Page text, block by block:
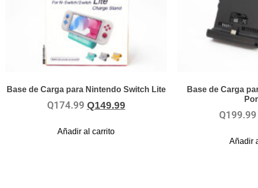
Base de Carga para Nintendo Switch Lite
Q174.99 Q149.99
Añadir al carrito
Base de Carga
Q199.99
Añadir